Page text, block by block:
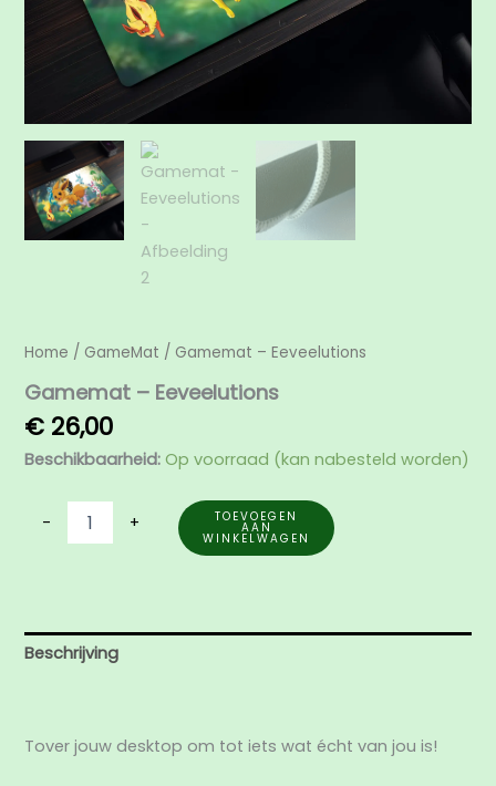
Home / GameMat / Gamemat – Eeveelutions
Gamemat – Eeveelutions
€ 26,00
Beschikbaarheid: Op voorraad (kan nabesteld worden)
- + TOEVOEGEN
AAN
WINKELWAGEN
Beschrijving
Tover jouw desktop om tot iets wat écht van jou is!